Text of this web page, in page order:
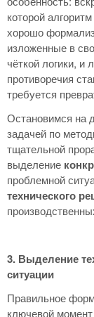
которой
хорошо
изложенные в
чёткой логики, и
противоречия
требуется
Остановимся на
задачей по
тщательной
выделение
проблемной
технического
3. Выделение
ситуации
Правильное
ключевой